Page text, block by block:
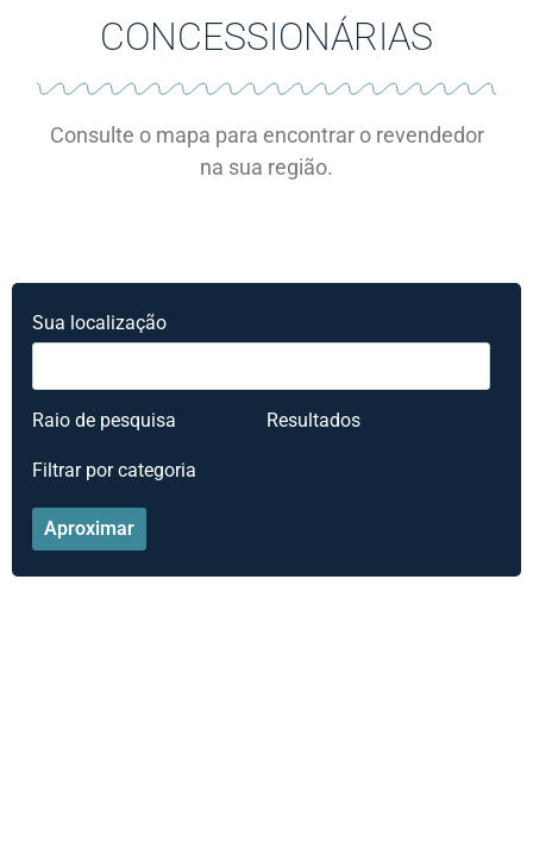
CONCESSIONÁRIAS
Consulte o mapa para encontrar o revendedor
na sua região.
Sua localização
Raio de pesquisa Resultados
Filtrar por categoria